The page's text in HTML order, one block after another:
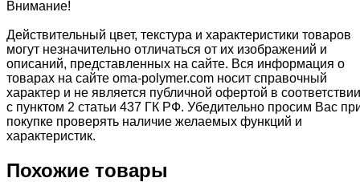
Внимание!
Действительный цвет, текстура и характеристики товаров
могут незначительно отличаться от их изображений и
описаний, представленных на сайте. Вся информация о
товарах на сайте oma-polymer.com носит справочный
характер и не является публичной офертой в соответствии
с пунктом 2 статьи 437 ГК РФ. Убедительно просим Вас
покупке проверять наличие желаемых функций и
характеристик.
Похожие товары